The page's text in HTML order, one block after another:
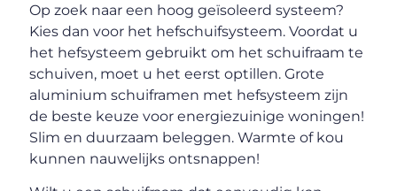
Op zoek naar een hoog geïsoleerd systeem?
Kies dan voor het hefschuifsysteem. Voordat u
het hefsysteem gebruikt om het schuifraam te
schuiven, moet u het eerst optillen. Grote
aluminium schuiframen met hefsysteem zijn
de beste keuze voor energiezuinige woningen!
Slim en duurzaam beleggen. Warmte of kou
kunnen nauwelijks ontsnappen!